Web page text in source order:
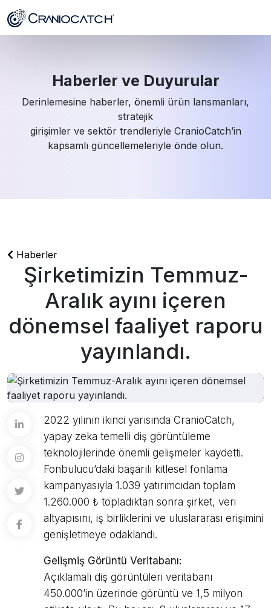
Haberler ve Duyurular
Derinlemesine haberler, önemli ürün lansmanları,
stratejik
girişimler ve sektör trendleriyle CranioCatch’in
kapsamlı güncellemeleriyle önde olun.
Haberler
Şirketimizin Temmuz-
Aralık ayını içeren
dönemsel faaliyet raporu
yayınlandı.
2022 yılının ikinci yarısında CranioCatch,
yapay zeka temelli diş görüntüleme
teknolojilerinde önemli gelişmeler kaydetti.
Fonbulucu’daki başarılı kitlesel fonlama
kampanyasıyla 1.039 yatırımcıdan toplam
1.260.000 ₺ topladıktan sonra şirket, veri
altyapısını, iş birliklerini ve uluslararası erişimini
genişletmeye odaklandı.
Gelişmiş Görüntü Veritabanı:
Açıklamalı diş görüntüleri veritabanı
450.000’in üzerinde görüntü ve 1,5 milyon